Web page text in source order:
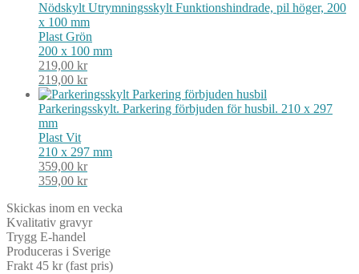
Nödskylt Utrymningsskylt Funktionshindrade, pil höger, 200
x 100 mm
Plast Grön
200 x 100 mm
219,00 kr
219,00 kr
Parkeringsskylt. Parkering förbjuden för husbil. 210 x 297
mm
Plast Vit
210 x 297 mm
359,00 kr
359,00 kr
Skickas inom en vecka
Kvalitativ gravyr
Trygg E-handel
Produceras i Sverige
Frakt 45 kr (fast pris)